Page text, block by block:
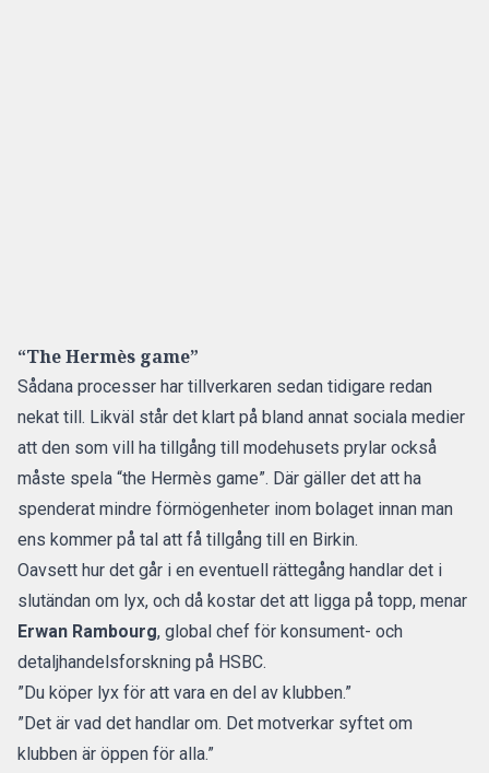
“The Hermès game”
Sådana processer har tillverkaren sedan tidigare redan
nekat till. Likväl står det klart på bland annat sociala medier
att den som vill ha tillgång till modehusets prylar också
måste spela “the Hermès game”. Där gäller det att ha
spenderat mindre förmögenheter inom bolaget innan man
ens kommer på tal att få tillgång till en Birkin.
Oavsett hur det går i en eventuell rättegång handlar det i
slutändan om lyx, och då kostar det att ligga på topp, menar
Erwan Rambourg, global chef för konsument- och
detaljhandelsforskning på HSBC.
”Du köper lyx för att vara en del av klubben.”
”Det är vad det handlar om. Det motverkar syftet om
klubben är öppen för alla.”